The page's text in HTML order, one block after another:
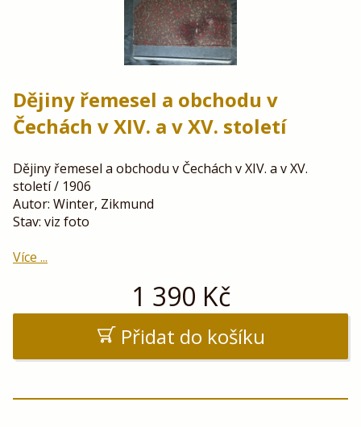
Dějiny řemesel a obchodu v
Čechách v XIV. a v XV. století
Dějiny řemesel a obchodu v Čechách v XIV. a v XV.
století / 1906
Autor: Winter, Zikmund
Stav: viz foto
Více ...
1 390 Kč
Přidat do košíku